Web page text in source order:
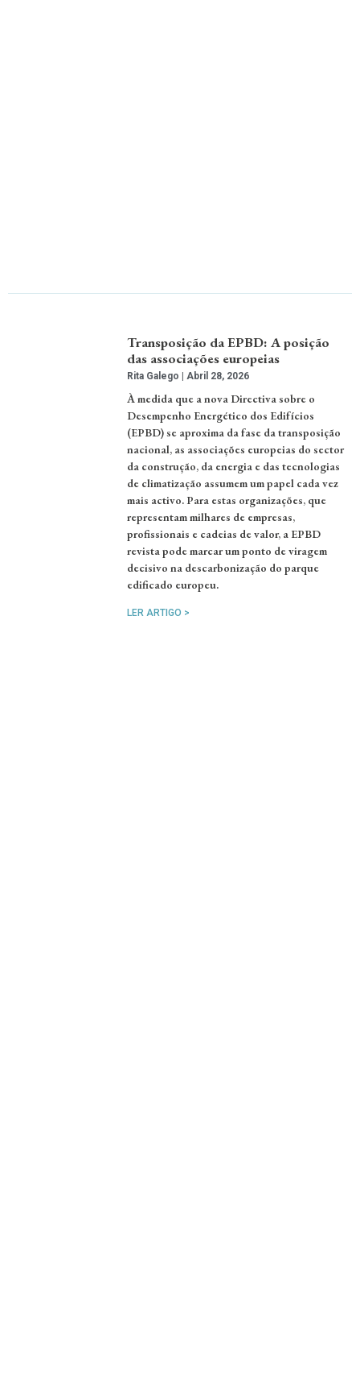
Transposição da EPBD: A posição
das associações europeias
Rita Galego Abril 28, 2026
À medida que a nova Directiva sobre o
Desempenho Energético dos Edifícios
(EPBD) se aproxima da fase da transposição
nacional, as associações europeias do sector
da construção, da energia e das tecnologias
de climatização assumem um papel cada vez
mais activo. Para estas organizações, que
representam milhares de empresas,
profissionais e cadeias de valor, a EPBD
revista pode marcar um ponto de viragem
decisivo na descarbonização do parque
edificado europeu.
LER ARTIGO >